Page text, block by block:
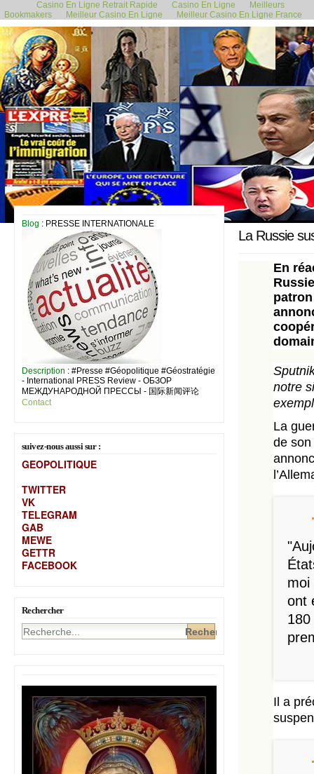
Casino En Ligne Retrait Rapide Casino En Ligne
Meilleurs
Bookmakers
Meilleur Casino En Ligne Meilleur Casino En Ligne France
Blog : PRESSE INTERNATIONALE
Description : #Presse #Géopolitique #Géostratégie
- International PRESS Review - ОБЗОР
МЕЖДУНАРОДНОЙ ПРЕССЫ - 国际新闻评论
Contact
suivez-nous aussi sur :
GEOPOLITIQUE
TWITTER
VK
TELEGRAM
GAB
MEWE
GETTR
FACEBOOK
Rechercher
3 mars 2022
La Russie
En
notre
La
de
moi
ont
Il a